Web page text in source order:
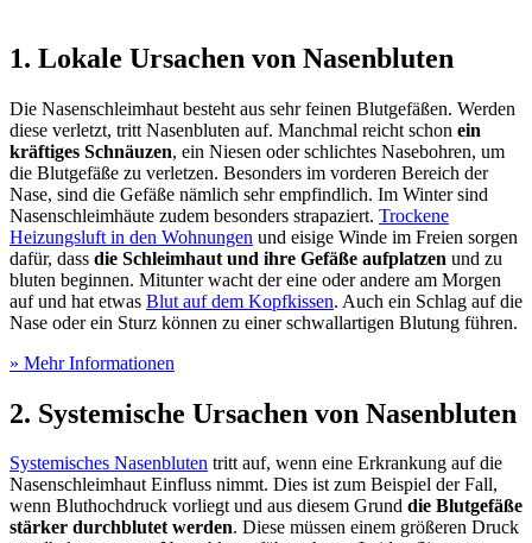
1. Lokale Ursachen von Nasenbluten
Die Nasenschleimhaut besteht aus sehr feinen Blutgefäßen. Werden
diese verletzt, tritt Nasenbluten auf. Manchmal reicht schon ein
kräftiges Schnäuzen, ein Niesen oder schlichtes Nasebohren, um
die Blutgefäße zu verletzen. Besonders im vorderen Bereich der
Nase, sind die Gefäße nämlich sehr empfindlich. Im Winter sind
Nasenschleimhäute zudem besonders strapaziert. Trockene
Heizungsluft in den Wohnungen und eisige Winde im Freien sorgen
dafür, dass die Schleimhaut und ihre Gefäße aufplatzen und zu
bluten beginnen. Mitunter wacht der eine oder andere am Morgen
auf und hat etwas Blut auf dem Kopfkissen. Auch ein Schlag auf die
Nase oder ein Sturz können zu einer schwallartigen Blutung führen.
» Mehr Informationen
2. Systemische Ursachen von Nasenbluten
Systemisches Nasenbluten tritt auf, wenn eine Erkrankung auf die
Nasenschleimhaut Einfluss nimmt. Dies ist zum Beispiel der Fall,
wenn Bluthochdruck vorliegt und aus diesem Grund die Blutgefäße
stärker durchblutet werden. Diese müssen einem größeren Druck